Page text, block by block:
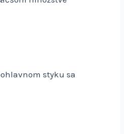
styku sa